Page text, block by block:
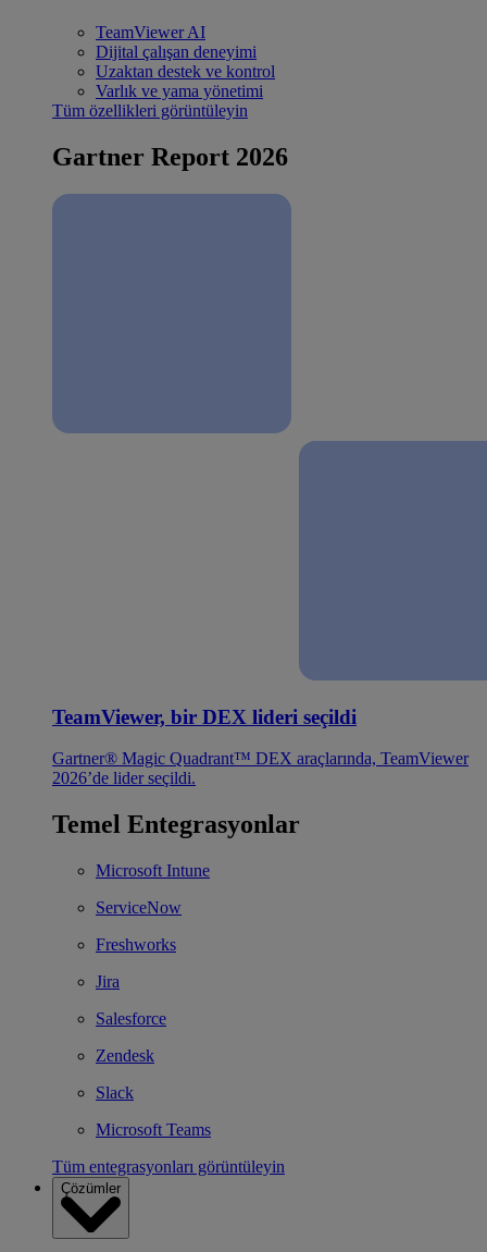
TeamViewer AI
Dijital çalışan deneyimi
Uzaktan destek ve kontrol
Varlık ve yama yönetimi
Tüm özellikleri görüntüleyin
Gartner Report 2026
TeamViewer, bir DEX lideri seçildi
Gartner® Magic Quadrant™ DEX araçlarında, TeamViewer
2026’de lider seçildi.
Temel Entegrasyonlar
Microsoft Intune
ServiceNow
Freshworks
Jira
Salesforce
Zendesk
Slack
Microsoft Teams
Tüm entegrasyonları görüntüleyin
Çözümler